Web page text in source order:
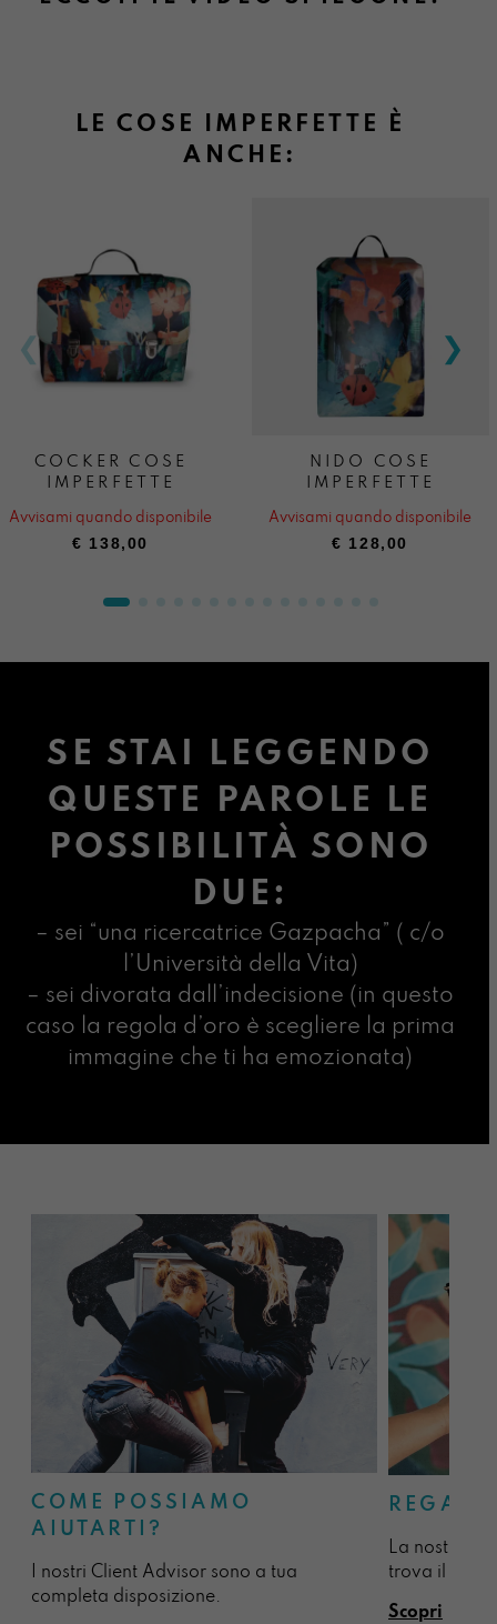
LE COSE IMPERFETTE È
ANCHE:
COCKER COSE
IMPERFETTE
Avvisami quando disponibile
€ 138,00
NIDO COSE
IMPERFETTE
Avvisami quando disponibile
€ 128,00
SE STAI LEGGENDO
QUESTE PAROLE LE
POSSIBILITÀ SONO
DUE:
– sei “una ricercatrice Gazpacha” ( c/o
l’Università della Vita)
– sei divorata dall’indecisione (in questo
caso la regola d’oro è scegliere la prima
immagine che ti ha emozionata)
COME POSSIAMO
AIUTARTI?
I nostri Client Advisor sono a tua
completa disposizione.
La nostra
trova il
Scopri